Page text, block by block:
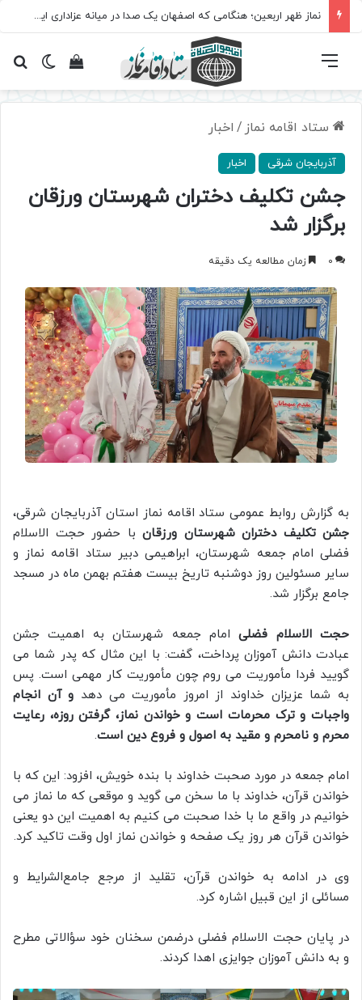
نماز ظهر اربعین؛ هنگامی که اصفهان یک صدا در میانه عزاداری ایستاد
تغییرمشاهده فهرست
ستاد اقامه نماز / اخبار
آذربایجان شرقی اخبار
جشن تکلیف دختران شهرستان ورزقان
برگزار شد
0 زمان مطالعه یک دقیقه
به گزارش روابط عمومی ستاد اقامه نماز استان آذربایجان شرقی،
جشن تکلیف دختران شهرستان ورزقان با حضور حجت الاسلام
فضلی امام جمعه شهرستان، ابراهیمی دبیر ستاد اقامه نماز و
سایر مسئولین روز دوشنبه تاریخ بیست هفتم بهمن ماه در مسجد
جامع برگزار شد.
حجت الاسلام فضلیامام جمعه شهرستان به اهمیت جشن
عبادت دانش آموزان پرداخت، گفت: با این مثال که پدر شما می
گویید فردا مأموریت می روم چون مأموریت کار مهمی است. پس
به شما عزیزان خداوند از امروز مأموریت می دهد و آن انجام
واجبات و ترک محرمات است و خواندن نماز، گرفتن روزه، رعایت
محرم و نامحرم و مقید به اصول و فروع دین است.
امام جمعه در مورد صحبت خداوند با بنده خويش، افزود: این که با
خواندن قرآن، خداوند با ما سخن می گوید و موقعی که ما نماز می
خوانیم در واقع ما با خدا صحبت می کنیم به اهمیت این دو یعنی
خواندن قرآن هر روز یک صفحه و خواندن نماز اول وقت تاکید کرد.
وی در ادامه به خواندن قرآن، تقلید از مرجع جامع‌الشرایط و
مسائلی از این قبیل اشاره کرد.
در پایان حجت الاسلام فضلی درضمن سخنان خود سؤالاتی مطرح
و به‌ دانش آموزان جوایزی اهدا کردند.